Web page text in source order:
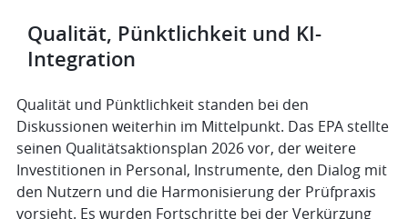
Qualität, Pünktlichkeit und KI-
Integration
Qualität und Pünktlichkeit standen bei den
Diskussionen weiterhin im Mittelpunkt. Das EPA stellte
seinen Qualitätsaktionsplan 2026 vor, der weitere
Investitionen in Personal, Instrumente, den Dialog mit
den Nutzern und die Harmonisierung der Prüfpraxis
vorsieht. Es wurden Fortschritte bei der Verkürzung